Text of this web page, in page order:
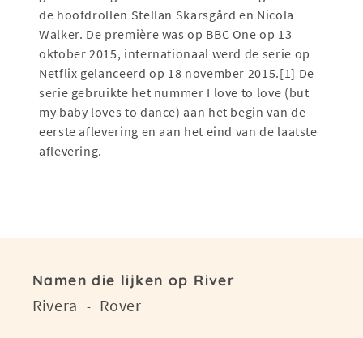
de hoofdrollen Stellan Skarsgård en Nicola
Walker. De première was op BBC One op 13
oktober 2015, internationaal werd de serie op
Netflix gelanceerd op 18 november 2015.[1] De
serie gebruikte het nummer I love to love (but
my baby loves to dance) aan het begin van de
eerste aflevering en aan het eind van de laatste
aflevering.
Namen die lijken op River
Rivera - Rover